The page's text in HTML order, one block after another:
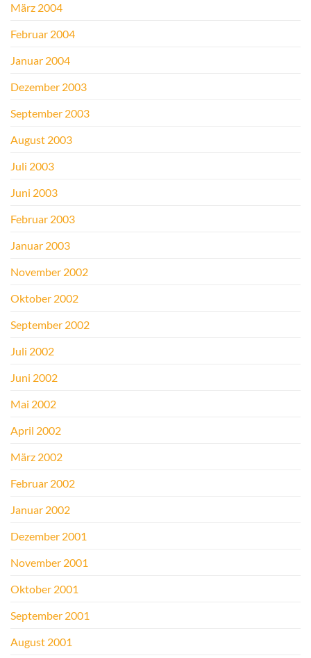
März 2004
Februar 2004
Januar 2004
Dezember 2003
September 2003
August 2003
Juli 2003
Juni 2003
Februar 2003
Januar 2003
November 2002
Oktober 2002
September 2002
Juli 2002
Juni 2002
Mai 2002
April 2002
März 2002
Februar 2002
Januar 2002
Dezember 2001
November 2001
Oktober 2001
September 2001
August 2001